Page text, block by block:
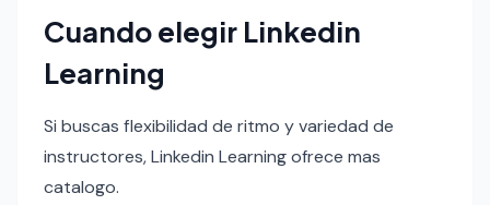
Cuando elegir Linkedin
Learning
Si buscas flexibilidad de ritmo y variedad de
instructores, Linkedin Learning ofrece mas
catalogo.